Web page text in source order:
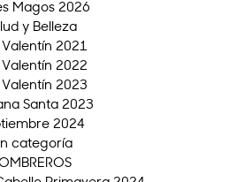
Magos 2026
y Belleza
2021
2022
2023
Santa 2023
2024
categoría